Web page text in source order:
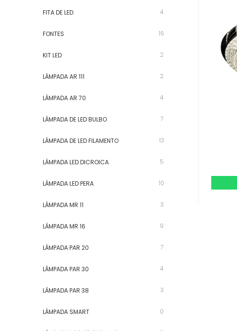
FITA DE LED 4
FONTES 16
KIT LED 2
LÂMPADA AR 111 2
LÂMPADA AR 70 4
LÂMPADA DE LED BULBO 7
LÂMPADA DE LED FILAMENTO 13
LÂMPADA LED DICROICA 5
LÂMPADA LED PERA 10
LÂMPADA MR 11 3
LÂMPADA MR 16 9
LÂMPADA PAR 20 7
LÂMPADA PAR 30 4
LÂMPADA PAR 38 3
LÂMPADA SMART 0